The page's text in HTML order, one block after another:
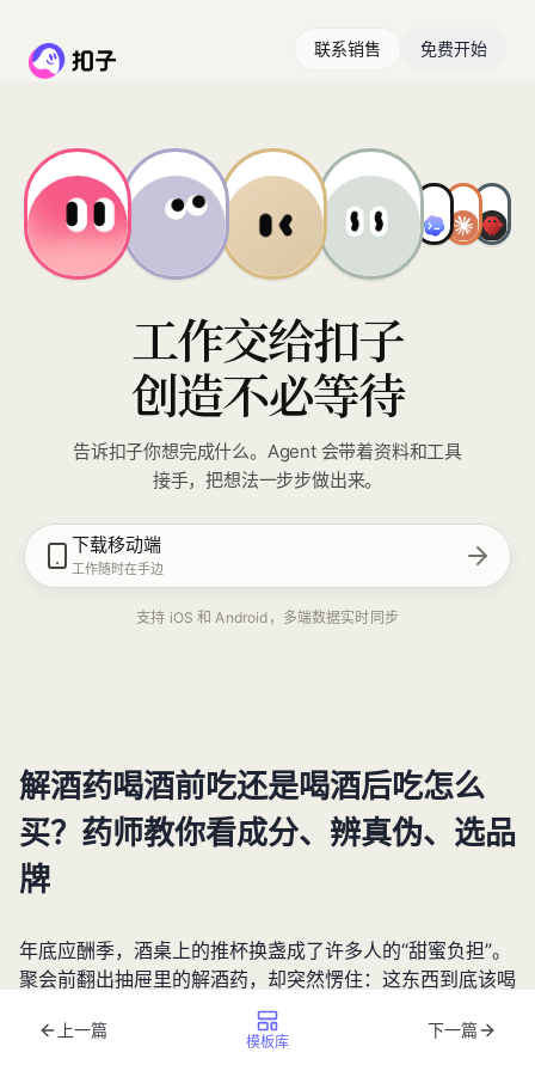
联系销售 免费开始
工作交给扣子
创造不必等待
告诉扣子你想完成什么。Agent 会带着资料和工具
接手，把想法一步步做出来。
下载移动端
工作随时在手边
支持 iOS 和 Android，多端数据实时同步
解酒药喝酒前吃还是喝酒后吃怎么
买？药师教你看成分、辨真伪、选品
牌
年底应酬季，酒桌上的推杯换盏成了许多人的“甜蜜负担”。
聚会前翻出抽屉里的解酒药，却突然愣住：这东西到底该喝
酒前吃还是喝酒后吃？随便吞两片真能躲过第二天的头痛欲
裂？2025年市场监管总局最新数据显示，我国解酒类产品
上一篇
模板库
下一篇